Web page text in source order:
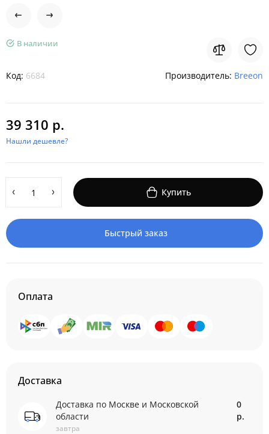
В наличии
Код: 6684 Производитель: Breeon
39 310 р.
Нашли дешевле?
Купить
Быстрый заказ
Оплата
Доставка
Доставка по Москве и Московской
области
завтра
0
р.